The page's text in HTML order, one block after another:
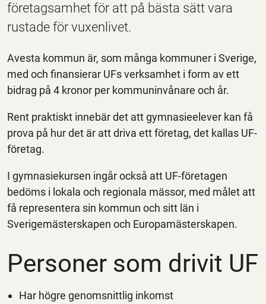
företagsamhet för att på bästa sätt vara
rustade för vuxenlivet.
Avesta kommun är, som många kommuner i Sverige,
med och finansierar UFs verksamhet i form av ett
bidrag på 4 kronor per kommuninvånare och år.
Rent praktiskt innebär det att gymnasieelever kan få
prova på hur det är att driva ett företag, det kallas UF-
företag.
I gymnasiekursen ingår också att UF-företagen
bedöms i lokala och regionala mässor, med målet att
få representera sin kommun och sitt län i
Sverigemästerskapen och Europamästerskapen.
Personer som drivit UF
Har högre genomsnittlig inkomst